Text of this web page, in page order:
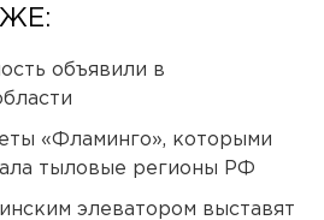
объявили в
«Фламинго», которыми
тыловые регионы РФ
элеватором выставят